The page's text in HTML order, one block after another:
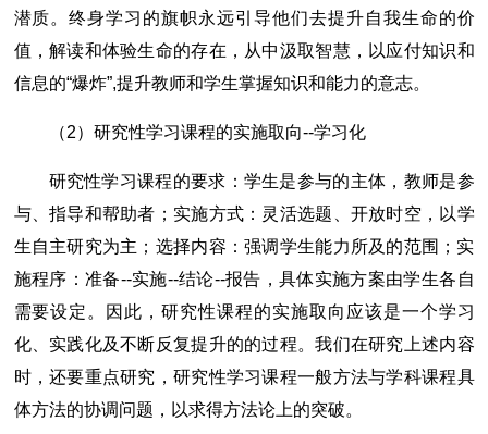
潜质。终身学习的旗帜永远引导他们去提升自我生命的价
值，解读和体验生命的存在，从中汲取智慧，以应付知识和
信息的“爆炸”,提升教师和学生掌握知识和能力的意志。
（2）研究性学习课程的实施取向--学习化
研究性学习课程的要求：学生是参与的主体，教师是参
与、指导和帮助者；实施方式：灵活选题、开放时空，以学
生自主研究为主；选择内容：强调学生能力所及的范围；实
施程序：准备--实施--结论--报告，具体实施方案由学生各自
需要设定。因此，研究性课程的实施取向应该是一个学习
化、实践化及不断反复提升的的过程。我们在研究上述内容
时，还要重点研究，研究性学习课程一般方法与学科课程具
体方法的协调问题，以求得方法论上的突破。